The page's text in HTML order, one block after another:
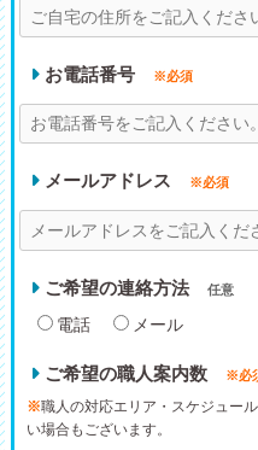
お電話番号 ※必須
メールアドレス ※必須
ご希望の連絡方法 任意
電話 メール
ご希望の職人案内数 ※必
※職人の対応エリア・スケジュー
い場合もございます。